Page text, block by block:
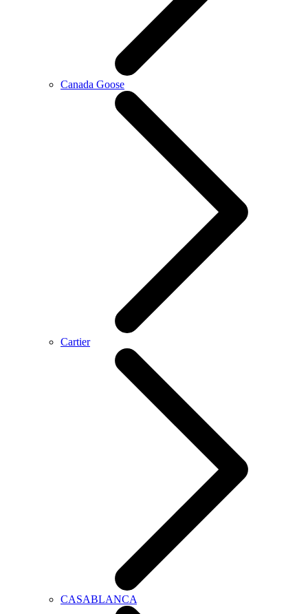
Canada Goose
Cartier
CASABLANCA